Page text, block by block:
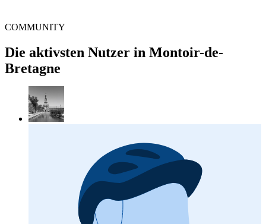
COMMUNITY
Die aktivsten Nutzer in Montoir-de-
Bretagne